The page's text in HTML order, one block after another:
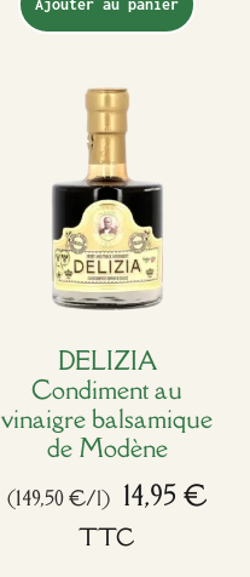
Ajouter au panier
DELIZIA
Condiment au
vinaigre balsamique
de Modène
(149,50 €/l) 14,95€
TTC